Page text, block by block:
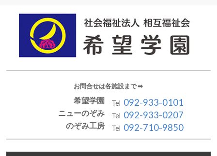
お問合せは各施設まで ➡︎
希望学園Tel 092-933-0101
ニューのぞみTel 092-933-0207
のぞみ工房Tel 092-710-9850